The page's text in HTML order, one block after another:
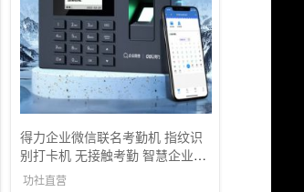
得力企业微信联名考勤机 指纹识
别打卡机 无接触考勤 智慧企业流
程管理 考勤机3960WX
功社直营